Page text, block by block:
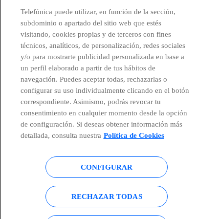
Países y Unidades emergentes
Canal de Denuncias
Centro Global Transparencia
© Telefónica S.A. Configurar cookies
Accesibilidad Política de privacidad
Telefónica puede utilizar, en función de la sección,
subdominio o apartado del sitio web que estés
visitando, cookies propias y de terceros con fines
técnicos, analíticos, de personalización, redes sociales
y/o para mostrarte publicidad personalizada en base a
un perfil elaborado a partir de tus hábitos de
navegación. Puedes aceptar todas, rechazarlas o
configurar su uso individualmente clicando en el botón
correspondiente. Asimismo, podrás revocar tu
consentimiento en cualquier momento desde la opción
de configuración. Si deseas obtener información más
detallada, consulta nuestra Política de Cookies
CONFIGURAR
RECHAZAR TODAS